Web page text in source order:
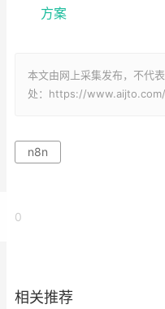
方案
本文由网上采集发布，不代
处：https://
n8n
0
相关推荐